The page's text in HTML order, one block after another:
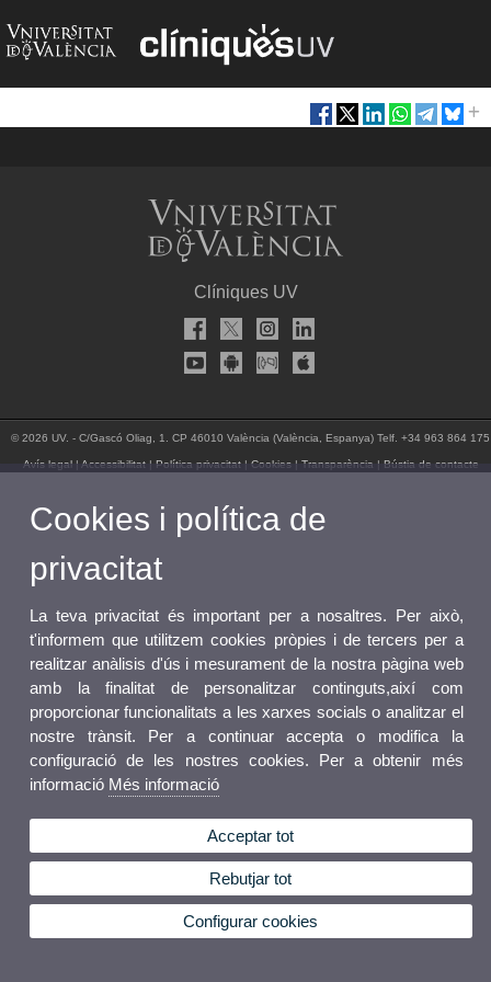
Clíniques UV
© 2026 UV. - C/Gascó Oliag, 1. CP 46010 València (València, Espanya) Telf. +34 963 864 175
Avís legal| Accessibilitat| Política privacitat| Cookies| Transparència | Bústia de contacte
Cookies i política de
privacitat
La teva privacitat és important per a nosaltres. Per això,
t'informem que utilitzem cookies pròpies i de tercers per a
realitzar anàlisis d'ús i mesurament de la nostra pàgina web
amb la finalitat de personalitzar continguts,així com
proporcionar funcionalitats a les xarxes socials o analitzar el
nostre trànsit. Per a continuar accepta o modifica la
configuració de les nostres cookies. Per a obtenir més
informació Més informació
Acceptar tot
Rebutjar tot
Configurar cookies